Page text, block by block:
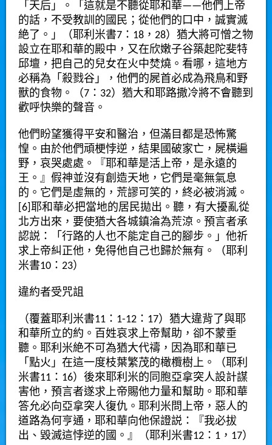
「天后」。「這就是不聽從耶和華——他們上帝
的話，不受教訓的國民；從他們的口中，誠實滅
絶了。」（耶利米書7：18，28）猶大將可憎之物
設立在耶和華的殿中，又在欣嫩子谷築起陀斐特
邱壇，把自己的兒女在火中焚燒。看哪，這地方
必稱為「殺戮谷」，他們的屍首必成為飛鳥和野
獸的食物。（7：32）猶大和耶路撒冷將不會聽到
歡呼快樂的聲音。
他們盼望獲得平安和醫治，但滿目都是恐怖驚
惶。由於他們頑梗悖逆，結果國破家亡，屍橫遍
野，哀哭處處。『耶和華是活上帝，是永遠的
王。』假神並沒有創造天地，它們是毫無氣息
的。它們是虛無的，荒謬可笑的，終必被消滅。
[6]耶和華必把當地的居民拋出。聽，有大擾亂從
北方出來，要使猶大各城鎮淪為荒涼。預言者承
認説：「行路的人也不能定自己的腳步。」他祈
求上帝糾正他，免得他自己也歸於無有。（耶利
米書10：23）
違約者受咒詛
（覆蓋耶利米書11：1-12：17）猶大違背了與耶
和華所立的約。百姓哀求上帝幫助，卻不蒙垂
聽。耶利米絶不可為猶大代禱，因為耶和華已
「點火」在這一度枝葉繁茂的橄欖樹上。（耶利
米書11：16）後來耶利米的同胞亞拿突人設計謀
害他，預言者遂求上帝賜他力量和幫助。耶和華
答允必向亞拿突人復仇。耶利米問上帝，惡人的
道路為何亨通，耶和華向他保證説：『我必拔
出、毀滅這悖逆的國。』（耶利米書12：1，17）